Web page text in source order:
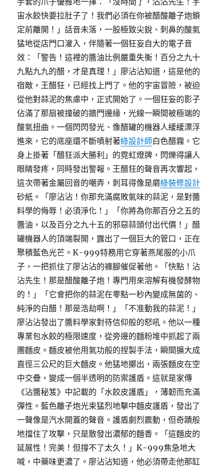
宙水餃快要拉肚子了！我們必須在你被醋酸離子炮鎖
定前離開！」話音未落，一股極致尖銳、刺鼻的酸氣
猛地從店門口灌入，伴隨著一個狂妄自大的電子音
效：「警告！這裡的醬油比例嚴重失衡！百分之九十
九點九九的醋，才是真理！」廖沾沾知道，這是他的
宿敵，王醋狂，已經找上門了。他的宇宙冒險，被迫
從他對蒜泥的焦慮中，正式開始了。一個狂妄的影子
佔滿了那扇被撞破的牆門邊緣，光線一瞬間被極端的
酸氣扭曲。一個閃閃發光、像醋罐的機器人緩緩漂浮
進來，它的底座還不斷噴射著綠設計師白色醋霧。它
身上掛著「醋狂派大勝利」的霓虹燈牌，閃爍得讓人
眼睛發疼，同時發出警報。王醋狂的聲音再次響起，
這次帶著金屬回音的嘲弄，刺耳得像是磨綠裝修設計
砂紙。「廖沾沾！你那充滿腐敗氣味的蒜泥，是對醬
料學的侮辱！必須淨化！」「你將為你那百分之五的
醬油，以及百分之九十五的邪惡蒜頭付出代價！」醋
罐機器人的頂端裂開，露出了一個巨大的管口，正在
聚積藍色光芒。K-999特務用它穿著燕尾服的小爪
子，一把抓住了廖沾沾的褲腳催促著他。「快點！沾
沾先生！那是醋酸離子炮！專門用來溶解有機發酵物
的！」「它會把你的蒜泥在零點一秒內變成無菌的、
純淨的白醋！那是浩劫啊！」「不准動我的蒜泥！」
廖沾沾發出了醬料學家對待信仰般的怒吼。他以一種
專業包水餃的極限速度，從旁邊的麵粉堆中抓起了兩
團麵皮。麵皮被他用氣功般的捏製手法，瞬間擴大成
直徑三公尺的巨大麵皮。他猛地擲出，兩張麵皮在空
中交疊，變成一個半透明的防禦護盾。這就是家傳
《沾醬秘笈》中記載的「水餃皮護盾」，薄韌而充滿
彈性。藍色離子炮光束猛烈地擊中麵皮護盾，發出了
一聲像是汽水開蓋的聲音。護盾劇烈震動，但奇蹟般
地擋住了攻擊，只是散發出濃郁的麵香。「這麵皮的
延展性！完美！但撐不了太久！」K-999焦急地大
喊，中藥味更濃了。廖沾沾知道，他必須帶走他那缸